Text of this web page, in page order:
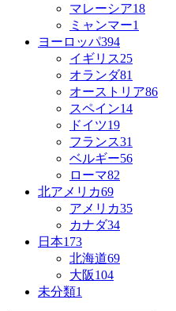
マレーシア18
ミャンマー1
ヨーロッパ394
イギリス25
オランダ81
オーストリア86
スペイン14
ドイツ19
フランス31
ベルギー56
ローマ82
北アメリカ69
アメリカ35
カナダ34
日本173
北海道69
大阪104
未分類1